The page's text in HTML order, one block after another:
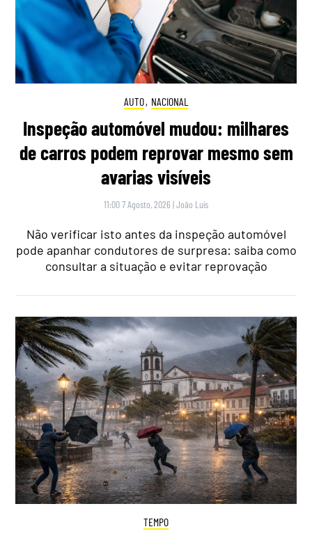
AUTO, NACIONAL
Inspeção automóvel mudou: milhares
de carros podem reprovar mesmo sem
avarias visíveis
11:00 7 Agosto, 2026 |João Luís
Não verificar isto antes da inspeção automóvel
pode apanhar condutores de surpresa: saiba como
consultar a situação e evitar reprovação
TEMPO